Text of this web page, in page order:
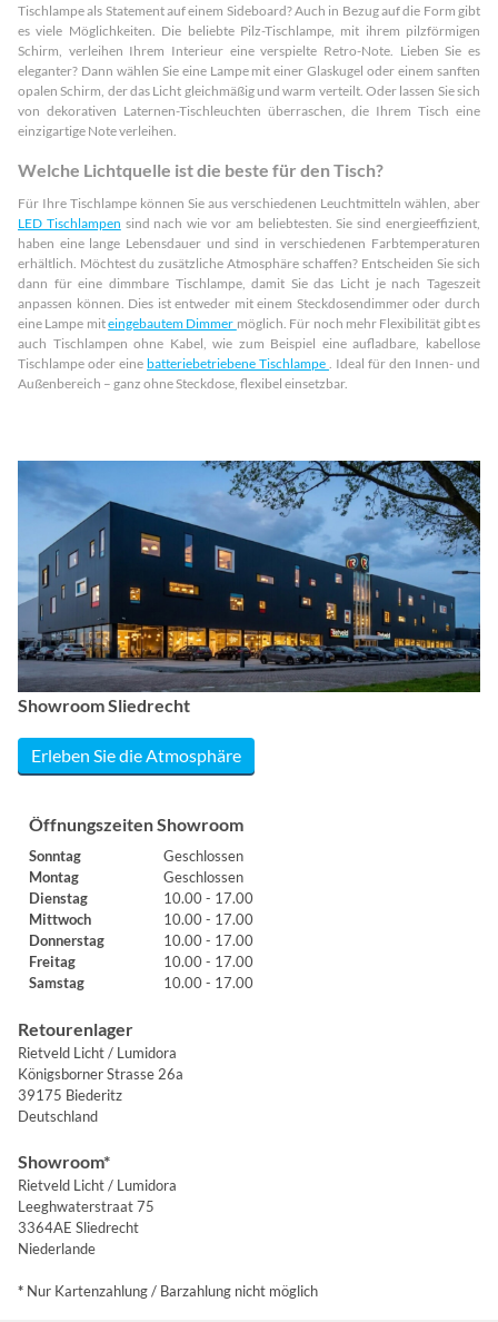
Tischlampe als Statement auf einem Sideboard? Auch in Bezug auf die Form gibt
es viele Möglichkeiten. Die beliebte Pilz-Tischlampe, mit ihrem pilzförmigen
Schirm, verleihen Ihrem Interieur eine verspielte Retro-Note. Lieben Sie es
eleganter? Dann wählen Sie eine Lampe mit einer Glaskugel oder einem sanften
opalen Schirm, der das Licht gleichmäßig und warm verteilt. Oder lassen Sie sich
von dekorativen Laternen-Tischleuchten überraschen, die Ihrem Tisch eine
einzigartige Note verleihen.
Welche Lichtquelle ist die beste für den Tisch?
Für Ihre Tischlampe können Sie aus verschiedenen Leuchtmitteln wählen, aber
LED Tischlampen sind nach wie vor am beliebtesten. Sie sind energieeffizient,
haben eine lange Lebensdauer und sind in verschiedenen Farbtemperaturen
erhältlich. Möchtest du zusätzliche Atmosphäre schaffen? Entscheiden Sie sich
dann für eine dimmbare Tischlampe, damit Sie das Licht je nach Tageszeit
anpassen können. Dies ist entweder mit einem Steckdosendimmer oder durch
eine Lampe miteingebautem Dimmer möglich. Für noch mehr Flexibilität gibt es
auch Tischlampen ohne Kabel, wie zum Beispiel eine aufladbare, kabellose
Tischlampe oder eine batteriebetriebene Tischlampe
. Ideal für den Innen- und
Außenbereich – ganz ohne Steckdose, flexibel einsetzbar.
Showroom Sliedrecht
Erleben Sie die Atmosphäre
Öffnungszeiten Showroom
Sonntag
Geschlossen
Montag
Geschlossen
Dienstag
10.00 - 17.00
Mittwoch
10.00 - 17.00
Donnerstag
10.00 - 17.00
Freitag
10.00 - 17.00
Samstag
10.00 - 17.00
Retourenlager
Rietveld Licht / Lumidora
Königsborner Strasse 26a
39175 Biederitz
Deutschland
Showroom*
Rietveld Licht / Lumidora
Leeghwaterstraat 75
3364AE Sliedrecht
Niederlande
* Nur Kartenzahlung / Barzahlung nicht möglich